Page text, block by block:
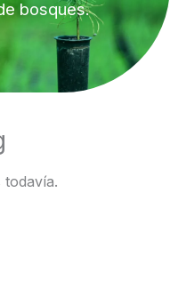
bosques.